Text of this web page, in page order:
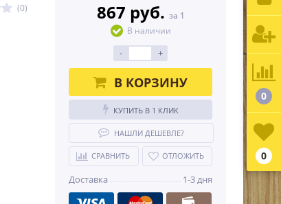
(0) 867 руб. за 1
В наличии
- +
В КОРЗИНУ
КУПИТЬ В 1 КЛИК
НАШЛИ ДЕШЕВЛЕ?
СРАВНИТЬ ОТЛОЖИТЬ
Доставка 1-3 дня
0
0